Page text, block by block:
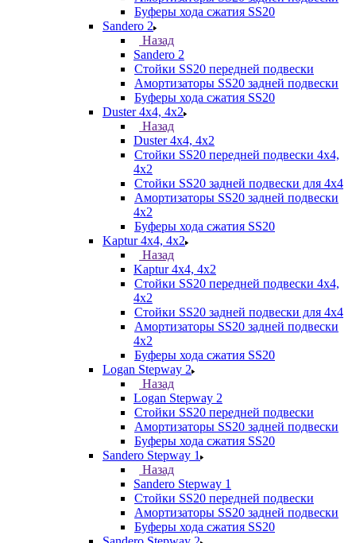
Буферы хода сжатия SS20
Sandero 2
Назад
Sandero 2
Стойки SS20 передней подвески
Амортизаторы SS20 задней подвески
Буферы хода сжатия SS20
Duster 4х4, 4x2
Назад
Duster 4х4, 4x2
Стойки SS20 передней подвески 4х4,
4x2
Стойки SS20 задней подвески для 4х4
Амортизаторы SS20 задней подвески
4х2
Буферы хода сжатия SS20
Kaptur 4х4, 4х2
Назад
Kaptur 4х4, 4х2
Стойки SS20 передней подвески 4х4,
4x2
Стойки SS20 задней подвески для 4х4
Амортизаторы SS20 задней подвески
4х2
Буферы хода сжатия SS20
Logan Stepway 2
Назад
Logan Stepway 2
Стойки SS20 передней подвески
Амортизаторы SS20 задней подвески
Буферы хода сжатия SS20
Sandero Stepway 1
Назад
Sandero Stepway 1
Стойки SS20 передней подвески
Амортизаторы SS20 задней подвески
Буферы хода сжатия SS20